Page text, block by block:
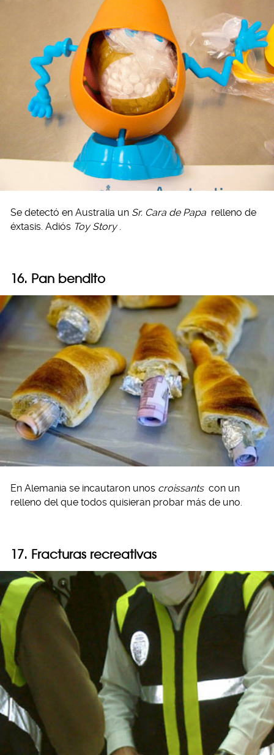
Se detectó en Australia un Sr. Cara de Papa relleno de
éxtasis. Adiós Toy Story
16. Pan bendito
En Alemania se incautaron unos croissants con un
relleno del que todos quisieran probar más de uno.
17. Fracturas recreativas